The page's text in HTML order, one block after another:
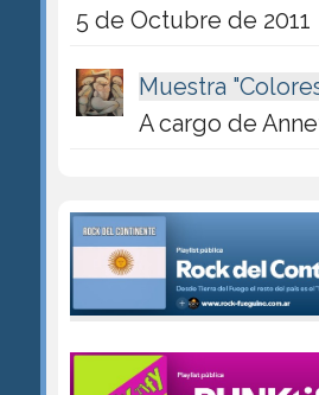
5 de Octubre de 2011
Muestra
A cargo de